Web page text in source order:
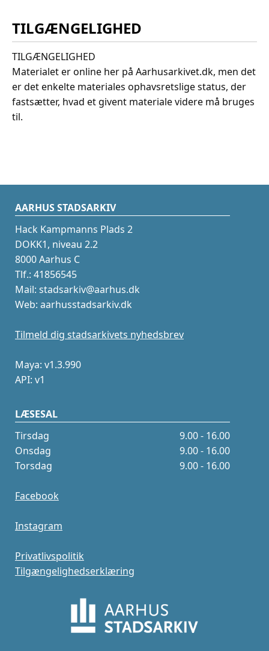
TILGÆNGELIGHED
TILGÆNGELIGHED
Materialet er online her på Aarhusarkivet.dk, men det
er det enkelte materiales ophavsretslige status, der
fastsætter, hvad et givent materiale videre må bruges
til.
AARHUS STADSARKIV
Hack Kampmanns Plads 2
DOKK1, niveau 2.2
8000 Aarhus C
Tlf.: 41856545
Mail: stadsarkiv@aarhus.dk
Web: aarhusstadsarkiv.dk
Tilmeld dig stadsarkivets nyhedsbrev
Maya: v1.3.990
API: v1
LÆSESAL
Tirsdag
9.00 - 16.00
Onsdag
9.00 - 16.00
Torsdag
9.00 - 16.00
Facebook
Instagram
Privatlivspolitik
Tilgængelighedserklæring